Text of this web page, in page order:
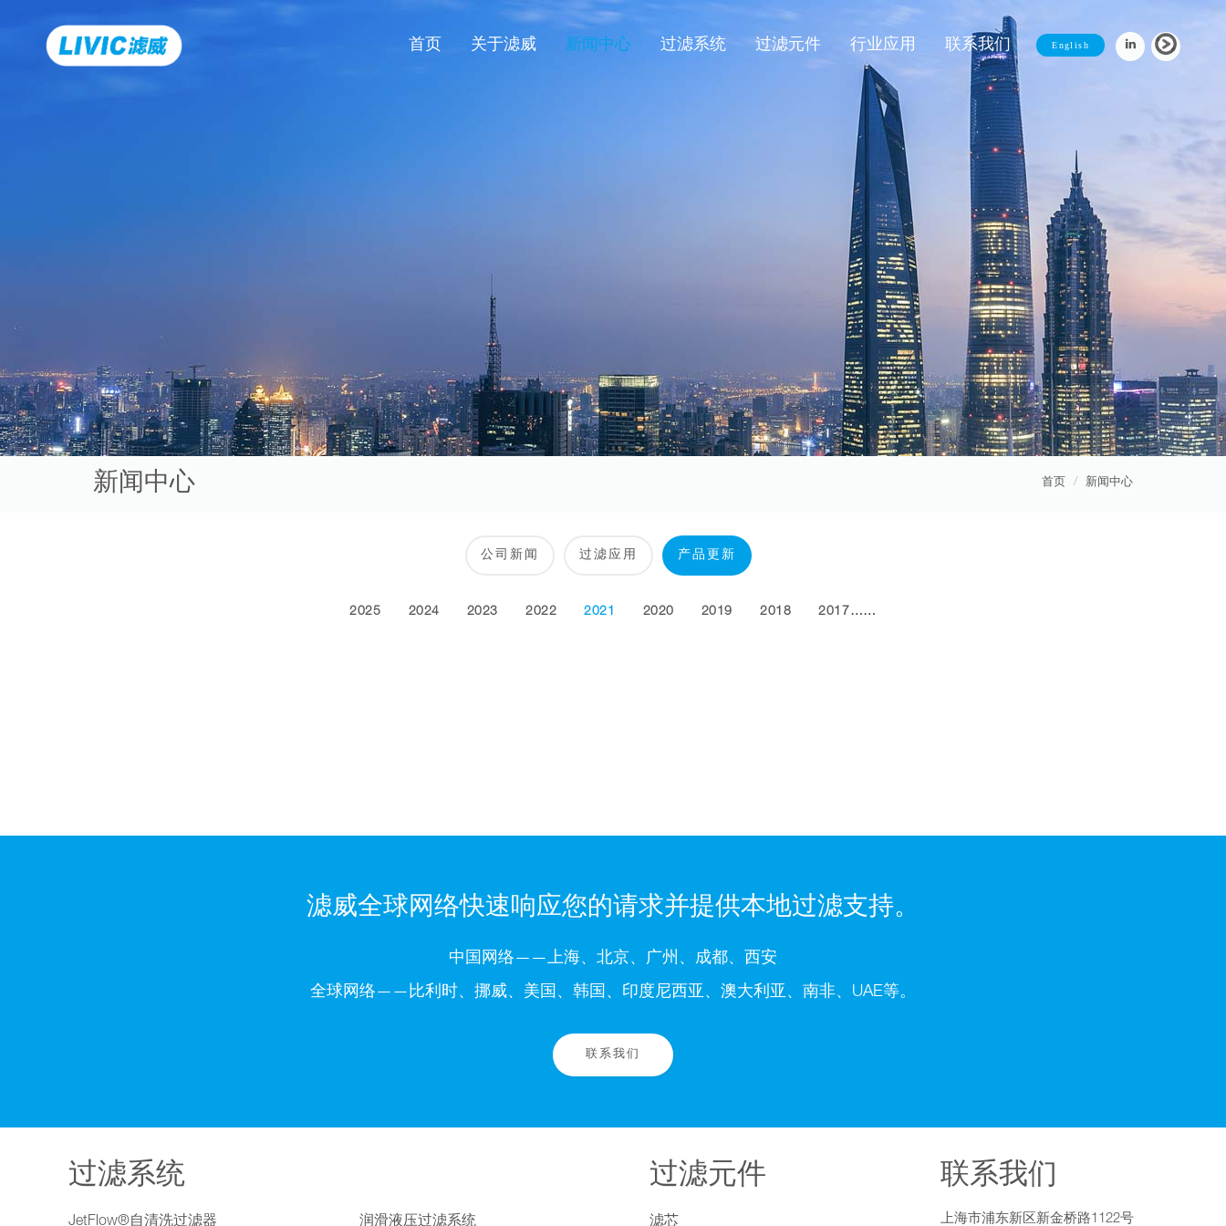
首页 关于滤威 新闻中心 过滤系统 过滤元件 行业应用 联系我们 English
新闻中心 首页 新闻中心
公司新闻 过滤应用 产品更新
2025 2024 2023 2022 2021 2020 2019 2018 2017……
滤威全球网络快速响应您的请求并提供本地过滤支持。
中国网络——上海、北京、广州、成都、西安
全球网络——比利时、挪威、美国、韩国、印度尼西亚、澳大利亚、南非、UAE等。
联系我们
过滤系统
JetFlow®自清洗过滤器 润滑液压过滤系统
过滤元件
滤芯
联系我们
上海市浦东新区新金桥路1122号